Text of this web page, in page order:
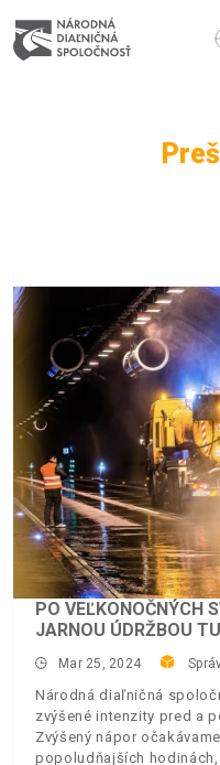
PO VEĽKONOČNÝCH
JARNOU ÚDRŽBOU
Mar 25, 2024
Národná diaľničná
zvýšené intenzity pred a
Zvýšený nápor
popoludňajších